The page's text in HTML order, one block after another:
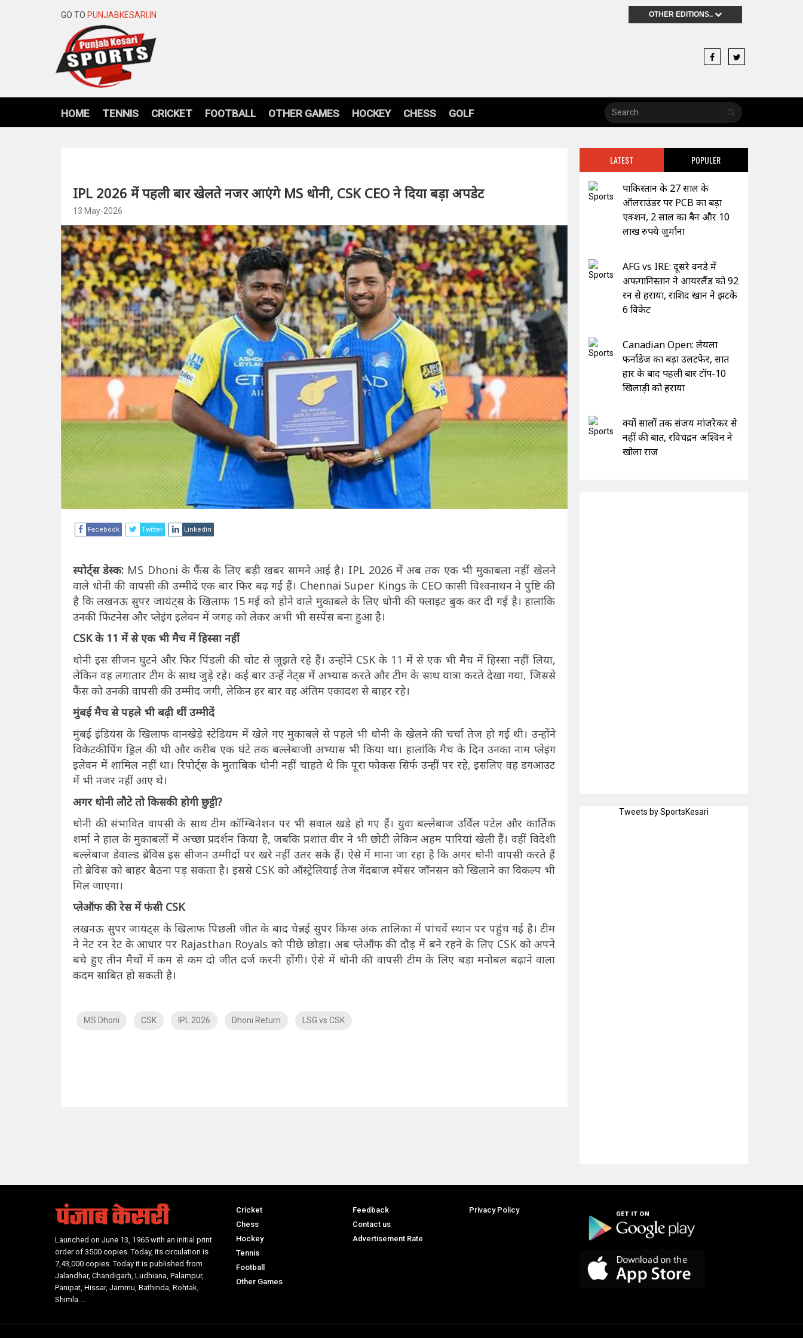
GO TO PUNJABKESARI.IN OTHER EDITIONS..
HOME TENNIS CRICKET FOOTBALL OTHER GAMES HOCKEY CHESS GOLF
IPL 2026 में पहली बार खेलते नजर आएंगे MS धोनी, CSK CEO ने दिया बड़ा अपडेट
13 May-2026
Facebook Twitter Linkedin
स्पोर्ट्स डेस्क: MS Dhoni के फैंस के लिए बड़ी खबर सामने आई है। IPL 2026 में अब तक एक भी मुकाबला नहीं खेलने
वाले धोनी की वापसी की उम्मीदें एक बार फिर बढ़ गई हैं। Chennai Super Kings के CEO कासी विश्वनाथन ने पुष्टि की
है कि लखनऊ सुपर जायंट्स के खिलाफ 15 मई को होने वाले मुकाबले के लिए धोनी की फ्लाइट बुक कर दी गई है। हालांकि
उनकी फिटनेस और प्लेइंग इलेवन में जगह को लेकर अभी भी सस्पेंस बना हुआ है।
CSK के 11 में से एक भी मैच में हिस्सा नहीं
धोनी इस सीजन घुटने और फिर पिंडली की चोट से जूझते रहे हैं। उन्होंने CSK के 11 में से एक भी मैच में हिस्सा नहीं लिया,
लेकिन वह लगातार टीम के साथ जुड़े रहे। कई बार उन्हें नेट्स में अभ्यास करते और टीम के साथ यात्रा करते देखा गया, जिससे
फैंस को उनकी वापसी की उम्मीद जगी, लेकिन हर बार वह अंतिम एकादश से बाहर रहे।
मुंबई मैच से पहले भी बढ़ी थीं उम्मीदें
मुंबई इंडियंस के खिलाफ वानखेड़े स्टेडियम में खेले गए मुकाबले से पहले भी धोनी के खेलने की चर्चा तेज हो गई थी। उन्होंने
विकेटकीपिंग ड्रिल की थी और करीब एक घंटे तक बल्लेबाजी अभ्यास भी किया था। हालांकि मैच के दिन उनका नाम प्लेइंग
इलेवन में शामिल नहीं था। रिपोर्ट्स के मुताबिक धोनी नहीं चाहते थे कि पूरा फोकस सिर्फ उन्हीं पर रहे, इसलिए वह डगआउट
में भी नजर नहीं आए थे।
अगर धोनी लौटे तो किसकी होगी छुट्टी?
धोनी की संभावित वापसी के साथ टीम कॉम्बिनेशन पर भी सवाल खड़े हो गए हैं। युवा बल्लेबाज उर्विल पटेल और कार्तिक
शर्मा ने हाल के मुकाबलों में अच्छा प्रदर्शन किया है, जबकि प्रशांत वीर ने भी छोटी लेकिन अहम पारियां खेली हैं। वहीं विदेशी
बल्लेबाज डेवाल्ड ब्रेविस इस सीजन उम्मीदों पर खरे नहीं उतर सके हैं। ऐसे में माना जा रहा है कि अगर धोनी वापसी करते हैं
तो ब्रेविस को बाहर बैठना पड़ सकता है। इससे CSK को ऑस्ट्रेलियाई तेज गेंदबाज स्पेंसर जॉनसन को खिलाने का विकल्प भी
मिल जाएगा।
प्लेऑफ की रेस में फंसी CSK
लखनऊ सुपर जायंट्स के खिलाफ पिछली जीत के बाद चेन्नई सुपर किंग्स अंक तालिका में पांचवें स्थान पर पहुंच गई है। टीम
ने नेट रन रेट के आधार पर Rajasthan Royals को पीछे छोड़ा। अब प्लेऑफ की दौड़ में बने रहने के लिए CSK को अपने
बचे हुए तीन मैचों में कम से कम दो जीत दर्ज करनी होंगी। ऐसे में धोनी की वापसी टीम के लिए बड़ा मनोबल बढ़ाने वाला
कदम साबित हो सकती है।
MS Dhoni CSK IPL 2026 Dhoni Return LSG vs CSK
LATEST POPULER
पाकिस्तान के 27 साल के
ऑलराउंडर पर PCB का बड़ा
एक्शन, 2 साल का बैन और 10
लाख रुपये जुर्माना
AFG vs IRE: दूसरे वनडे में
अफगानिस्तान ने आयरलैंड को 92
रन से हराया, राशिद खान ने झटके
6 विकेट
Canadian Open: लेयला
फर्नाडेज का बड़ा उलटफेर, सात
हार के बाद पहली बार टॉप-10
खिलाड़ी को हराया
क्यों सालों तक संजय मांजरेकर से
नहीं की बात, रविचंद्रन अश्विन ने
खोला राज
Tweets by SportsKesari
Launched on June 13, 1965 with an initial print
order of 3500 copies. Today, its circulation is
7,43,000 copies. Today it is published from
Jalandhar, Chandigarh, Ludhiana, Palampur,
Panipat, Hissar, Jammu, Bathinda, Rohtak,
Shimla....
Cricket
Chess
Hockey
Tennis
Football
Other Games
Feedback
Contact us
Advertisement Rate
Privacy Policy